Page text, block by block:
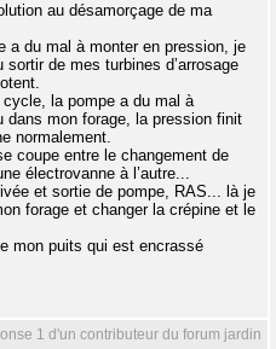
au désamorçage de ma
a du mal à monter en pression, je
sortir de mes turbines d’arrosage
la pompe a du mal à
dans mon forage, la pression finit
normalement.
coupe entre le changement de
électrovanne à l’autre...
et sortie de pompe, RAS... là je
forage et changer la crépine et le
mon puits qui est encrassé
1 d'un contributeur du forum jardin